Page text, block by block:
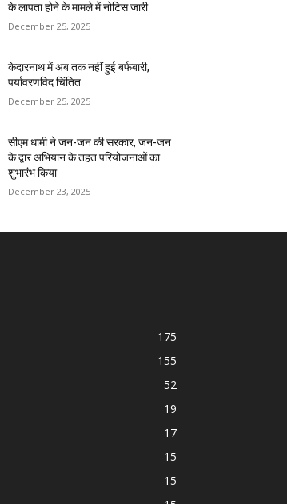
के लापता होने के मामले में नोटिस जारी
December 25, 2025
केदारनाथ में अब तक नहीं हुई बर्फबारी,
पर्यावरणविद चिंतित
December 25, 2025
सीएम धामी ने जन-जन की सरकार, जन-जन
के द्वार अभियान के तहत परियोजनाओं का
शुभारंभ किया
December 23, 2025
175
155
52
19
17
15
15